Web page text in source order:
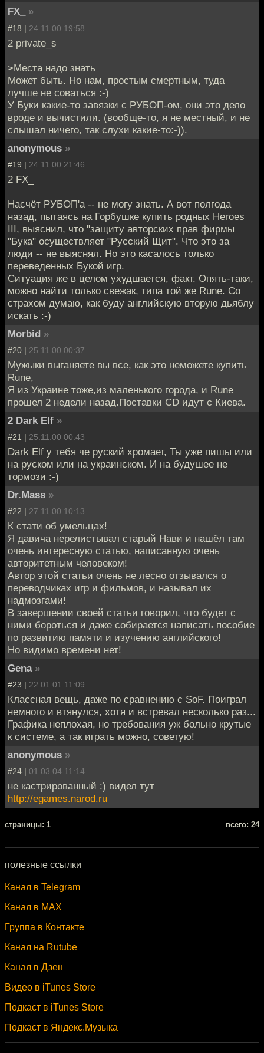
FX_
»
#18 | 24.11.00 19:58
2 private_s
>Места надо знать
Может быть. Но нам, простым смертным, туда
лучше не соваться :-)
У Буки какие-то завязки с РУБОП-ом, они это дело
вроде и вычистили. (вообще-то, я не местный, и не
слышал ничего, так слухи какие-то:-)).
anonymous »
#19 | 24.11.00 21:46
2 FX_
Насчёт РУБОП'а -- не могу знать. А вот полгода
назад, пытаясь на Горбушке купить родных Heroes
III, выяснил, что "защиту авторских прав фирмы
"Бука" осуществляет "Русский Щит". Что это за
люди -- не выяснял. Но это касалось только
переведенных Букой игр.
Ситуация же в целом ухудшается, факт. Опять-таки,
можно найти только свежак, типа той же Rune. Со
страхом думаю, как буду английскую вторую дьяблу
искать :-)
Morbid »
#20 | 25.11.00 00:37
Мужыки выганяете вы все, как это неможете купить
Rune,
Я из Украине тоже,из маленького города, и Rune
прошел 2 недели назад.Поставки CD идут с Киева.
2 Dark Elf »
#21 | 25.11.00 00:43
Dark Elf у тебя че руский хромает, Ты уже пишы или
на руском или на украинском. И на будушее не
тормози :-)
Dr.Mass »
#22 | 27.11.00 10:13
К стати об умельцах!
Я давича нерелистывал старый Нави и нашёл там
очень интересную статью, написанную очень
авторитетным человеком!
Автор этой статьи очень не лесно отзывался о
переводчиках игр и фильмов, и называл их
надмозгами!
В завершении своей статьи говорил, что будет с
ними бороться и даже собирается написать пособие
по развитию памяти и изучению английского!
Но видимо времени нет!
Gena »
#23 | 22.01.01 11:09
Классная вещь, даже по сравнению с SoF. Поиграл
немного и втянулся, хотя и встревал несколько раз...
Графика неплохая, но требования уж больно крутые
к системе, а так играть можно, советую!
anonymous »
#24 | 01.03.04 11:14
не кастрированный :) видел тут
http://egames.narod.ru
cтраницы: 1 всего: 24
полезные ссылки
Канал в Telegram
Канал в MAX
Группа в Контакте
Канал на Rutube
Канал в Дзен
Видео в iTunes Store
Подкаст в iTunes Store
Подкаст в Яндекс.Музыка